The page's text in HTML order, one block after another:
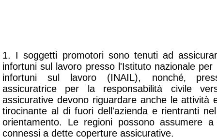
1. I soggetti promotori sono tenuti ad
infortuni sul lavoro presso l'Istituto nazionale per
infortuni sul lavoro (INAIL), nonché‚
assicuratrice per la responsabilità civile
assicurative devono riguardare anche le attività
tirocinante al di fuori dell'azienda e rientranti
orientamento. Le regioni possono assumere
connessi a dette coperture assicurative.